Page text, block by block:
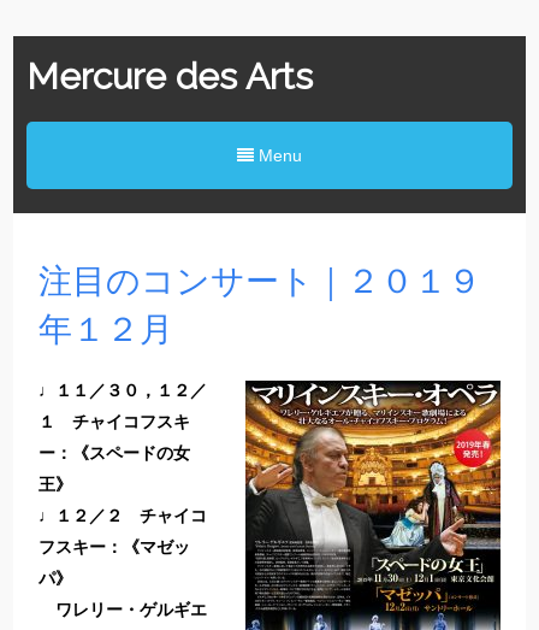
Mercure des Arts
Menu
注目のコンサート｜２０１９
年１２月
♩１１／３０，１２／
１ チャイコフスキ
ー：《スペードの女
王》
♩１２／２ チャイコ
フスキー：《マゼッ
パ》
ワレリー・ゲルギエ